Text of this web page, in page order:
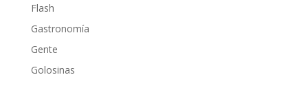
Flash
Gastronomía
Gente
Golosinas